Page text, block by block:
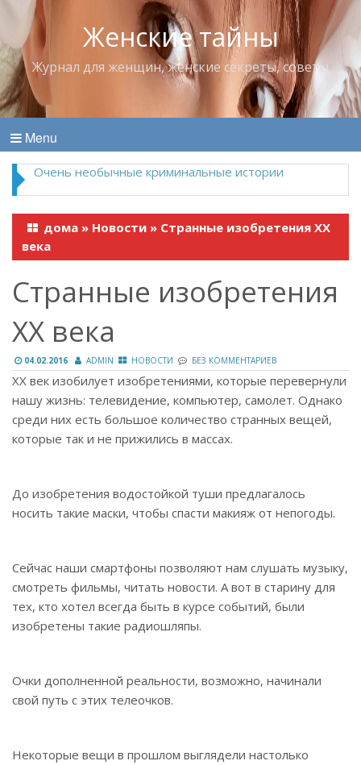
Женские тайны
Журнал для женщин, женские секреты, советы
Menu
Очень необычные криминальные истории
дома » Новости » Странные изобретения XX
века
Странные изобретения
XX века
04.02.2016 ADMIN НОВОСТИ БЕЗ КОММЕНТАРИЕВ
XX век изобилует изобретениями, которые перевернули
нашу жизнь: телевидение, компьютер, самолет. Однако
среди них есть большое количество странных вещей,
которые так и не прижились в массах.
До изобретения водостойкой туши предлагалось
носить такие маски, чтобы спасти макияж от непогоды.
Сейчас наши смартфоны позволяют нам слушать музыку,
смотреть фильмы, читать новости. А вот в старину для
тех, кто хотел всегда быть в курсе событий, были
изобретены такие радиошляпы.
Очки дополненной реальности, возможно, начинали
свой путь с этих телеочков.
Некоторые вещи в прошлом выглядели настолько